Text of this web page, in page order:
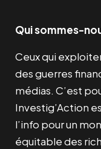
Qui sommes-
Ceux qui
des guerres
médias. C’est
Investig’Action
l’info pour un
équitable des